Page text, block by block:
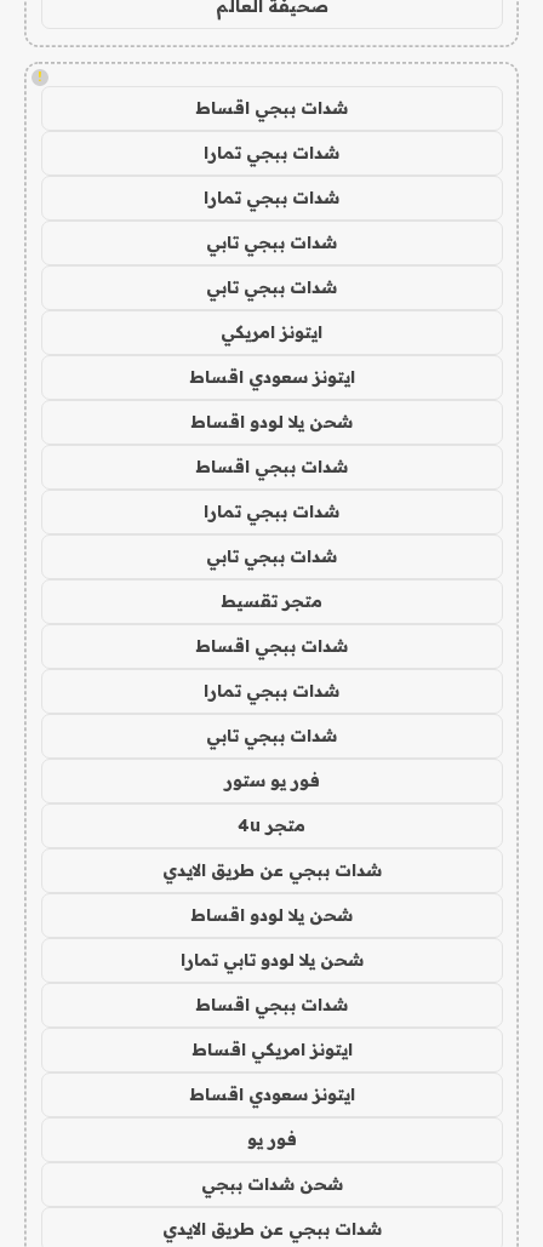
صحيفة العالم
!
شدات ببجي اقساط
شدات ببجي تمارا
شدات ببجي تمارا
شدات ببجي تابي
شدات ببجي تابي
ايتونز امريكي
ايتونز سعودي اقساط
شحن يلا لودو اقساط
شدات ببجي اقساط
شدات ببجي تمارا
شدات ببجي تابي
متجر تقسيط
شدات ببجي اقساط
شدات ببجي تمارا
شدات ببجي تابي
فور يو ستور
متجر 4u
شدات ببجي عن طريق الايدي
شحن يلا لودو اقساط
شحن يلا لودو تابي تمارا
شدات ببجي اقساط
ايتونز امريكي اقساط
ايتونز سعودي اقساط
فور يو
شحن شدات ببجي
شدات ببجي عن طريق الايدي